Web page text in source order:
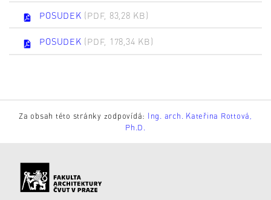
POSUDEK (PDF, 83,28 KB)
POSUDEK (PDF, 178,34 KB)
Za obsah této stránky zodpovídá: Ing. arch. Kateřina Rottová,
Ph.D.